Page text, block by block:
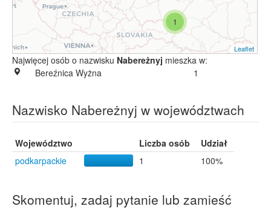
1
Leaflet
Najwięcej osób o nazwisku Nabereżnyj mieszka w:
Bereźnica Wyżna
1
Nazwisko Nabereżnyj w województwach
Województwo Liczba osób
Udział
podkarpackie
1 100%
Skomentuj, zadaj pytanie lub zamieść